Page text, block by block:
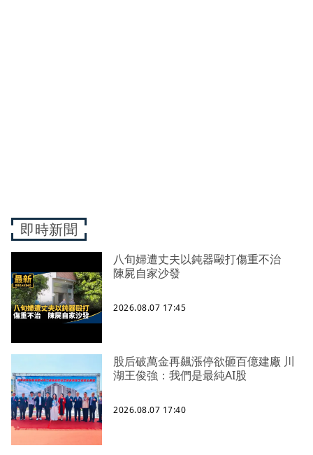
即時新聞
八旬婦遭丈夫以鈍器毆打傷重不治
陳屍自家沙發
2026.08.07 17:45
股后破萬金再飆漲停欲砸百億建廠 川
湖王俊強：我們是最純AI股
2026.08.07 17:40